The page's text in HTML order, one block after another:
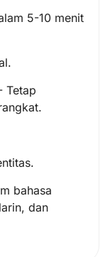
5-10 menit
Tetap
bahasa
dan